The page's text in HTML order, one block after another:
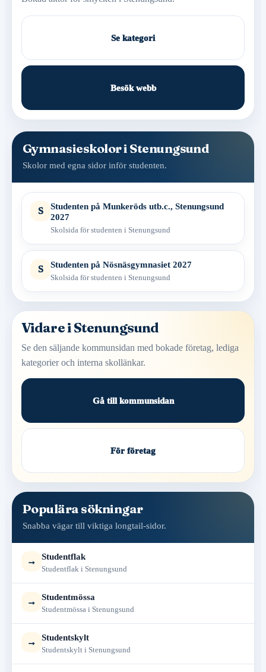
Se kategori
Besök webb
Gymnasieskolor i Stenungsund
Skolor med egna sidor inför studenten.
S
Studenten på Munkeröds utb.c., Stenungsund
2027
Skolsida för studenten i Stenungsund
S Studenten på Nösnäsgymnasiet 2027
Skolsida för studenten i Stenungsund
Vidare i Stenungsund
Se den säljande kommunsidan med bokade företag, lediga
kategorier och interna skollänkar.
Gå till kommunsidan
För företag
Populära sökningar
Snabba vägar till viktiga longtail-sidor.
→ Studentflak
Studentflak i Stenungsund
→ Studentmössa
Studentmössa i Stenungsund
→ Studentskylt
Studentskylt i Stenungsund